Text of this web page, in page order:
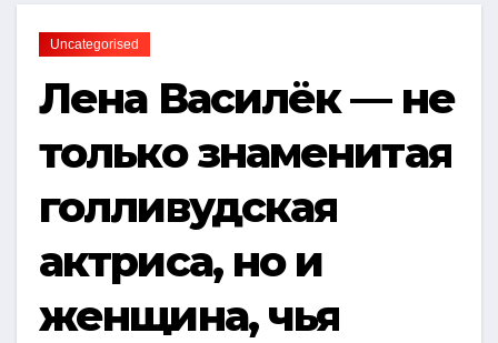
Uncategorised
Лена Василёк — не
только знаменитая
голливудская
актриса, но и
женщина, чья